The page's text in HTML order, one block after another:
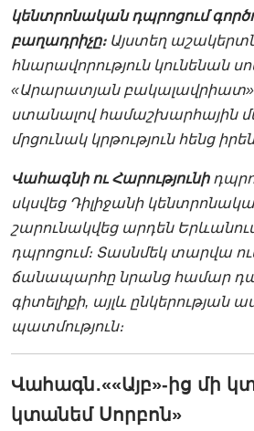
կենտրոնական դպրոցում
բաղադրիչը։ Այստեղ
հնարավորություն կունենան
«Արարատյան բակալավրիատ»
ստանալով համաշխարհային
մրցունակ կրթություն հենց
Վահագնի ու Հարությունի
սկսվեց Դիլիջանի
շարունակվեց արդեն
դպրոցում։ Տասնմեկ տարվա
ճանապարհը նրանց համար
գիտելիքի, այլև ընկերության
պատմություն։
Վահագն․««Այբ»-ից մի
կտանեմ Սորբոն»